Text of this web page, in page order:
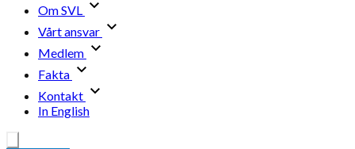
Om SVL
Vårt ansvar
Medlem
Fakta
Kontakt
In English